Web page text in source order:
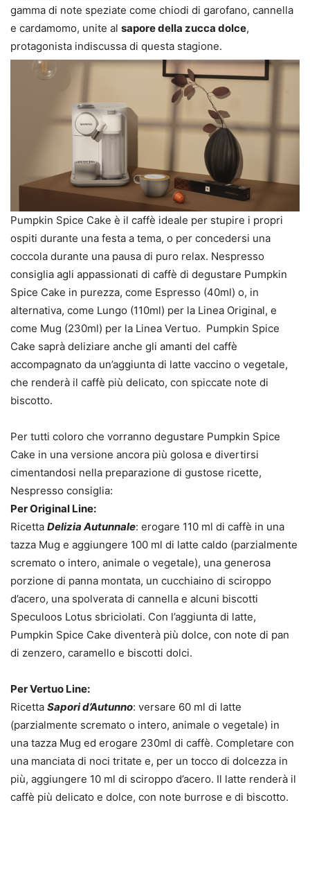
gamma di note speziate come chiodi di garofano, cannella
e cardamomo, unite al sapore della zucca dolce,
protagonista indiscussa di questa stagione.
Pumpkin Spice Cake è il caffè ideale per stupire i propri
ospiti durante una festa a tema, o per concedersi una
coccola durante una pausa di puro relax. Nespresso
consiglia agli appassionati di caffè di degustare Pumpkin
Spice Cake in purezza, come Espresso (40ml) o, in
alternativa, come Lungo (110ml) per la Linea Original, e
come Mug (230ml) per la Linea Vertuo. Pumpkin Spice
Cake saprà deliziare anche gli amanti del caffè
accompagnato da un’aggiunta di latte vaccino o vegetale,
che renderà il caffè più delicato, con spiccate note di
biscotto.
Per tutti coloro che vorranno degustare Pumpkin Spice
Cake in una versione ancora più golosa e divertirsi
cimentandosi nella preparazione di gustose ricette,
Nespresso consiglia:
Per Original Line:
Ricetta Delizia Autunnale: erogare 110 ml di caffè in una
tazza Mug e aggiungere 100 ml di latte caldo (parzialmente
scremato o intero, animale o vegetale), una generosa
porzione di panna montata, un cucchiaino di sciroppo
d’acero, una spolverata di cannella e alcuni biscotti
Speculoos Lotus sbriciolati. Con l’aggiunta di latte,
Pumpkin Spice Cake diventerà più dolce, con note di pan
di zenzero, caramello e biscotti dolci.
Per Vertuo Line:
Ricetta Sapori d’Autunno: versare 60 ml di latte
(parzialmente scremato o intero, animale o vegetale) in
una tazza Mug ed erogare 230ml di caffè. Completare con
una manciata di noci tritate e, per un tocco di dolcezza in
più, aggiungere 10 ml di sciroppo d’acero. Il latte renderà il
caffè più delicato e dolce, con note burrose e di biscotto.